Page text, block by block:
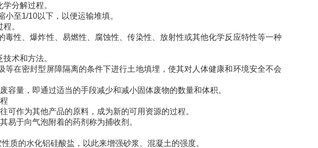
分解过程。
至1/10以下，以便运输堆填。
。
性、爆炸性、易燃性、腐蚀性、传染性、放射性或其他化学反应特性等一种
术和方法。
在密封型屏障隔离的条件下进行土地填埋，使其对人体健康和环境安全不会
量，即通过适当的手段减少和减小固体废物的数量和体积。
作为其他产品的原料，成为新的可用资源的过程。
易于向气泡附着的药剂称为捕收剂。
质的水化铝硅酸盐，以此来增强砂浆、混凝土的强度。